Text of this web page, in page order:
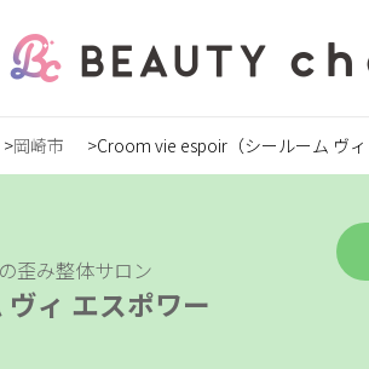
岡崎市 Croom vie espoir（シールーム ヴィ
歪み整体サロン
ィ エスポワー